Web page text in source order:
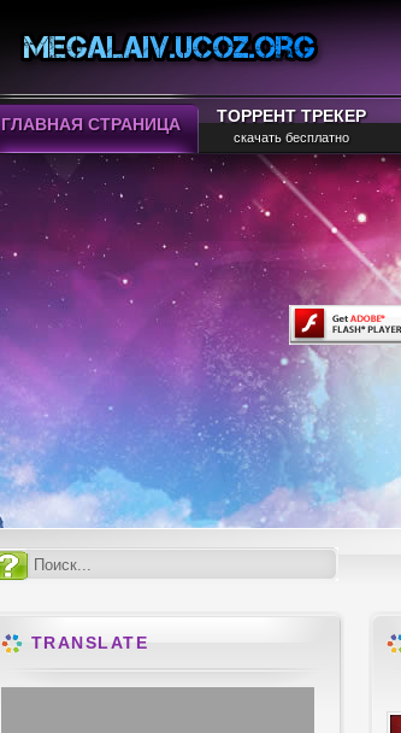
ГЛАВНАЯ СТРАНИЦА ТОРРЕНТ ТРЕКЕР
скачать бесплатно
TRANSLATE